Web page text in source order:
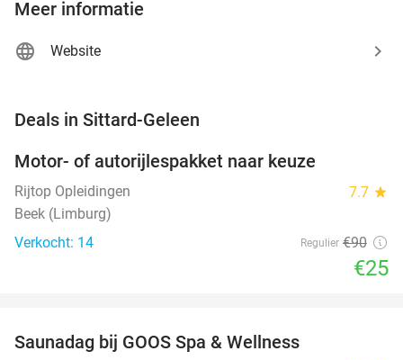
Meer informatie
Website
Deals in Sittard-Geleen
Motor- of autorijlespakket naar keuze
Rijtop Opleidingen 7.7 star
Beek (Limburg)
Verkocht: 14
Regulier €90
€25
Saunadag bij GOOS Spa & Wellness